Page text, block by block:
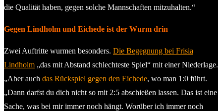
die Qualität haben, gegen solche Mannschaften mitzuhalten.“
Gegen Lindholm und Eichede ist der Wurm drin
Zwei Auftritte wurmen besonders. Die Begegnung bei Frisia
Lindholm „das mit Abstand schlechteste Spiel“ mit einer Niederlage.
„Aber auch das Rückspiel gegen den Eichede, wo man 1:0 führt.
„Dann darfst du dich nicht so mit 2:5 abschießen lassen. Das ist eine
Sache, was bei mir immer noch hängt. Worüber ich immer noch